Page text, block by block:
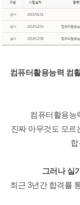
컴퓨터활용능력 컴
컴퓨터활용능
진짜 아무것도 모르
합
그러나 실
최근 3년간 합격률